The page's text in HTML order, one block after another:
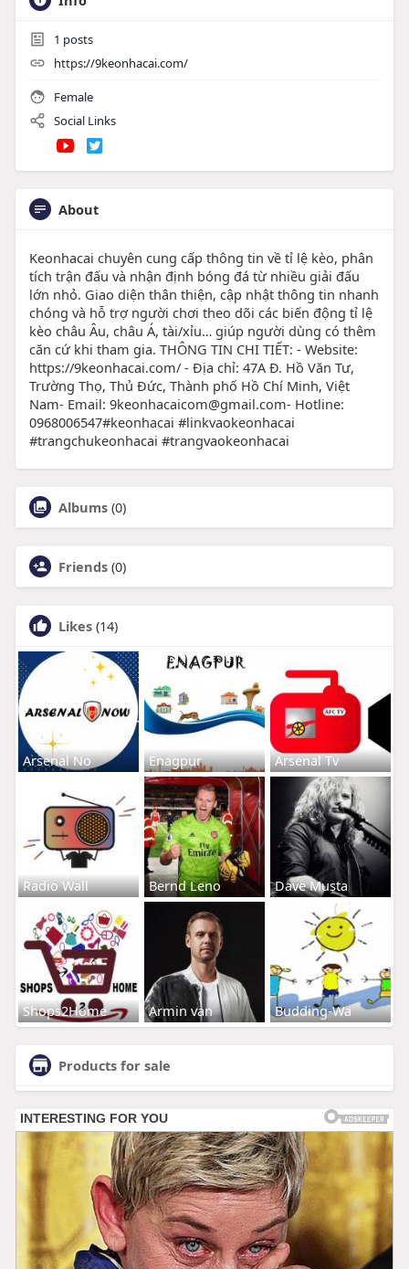
1 posts
https://9keonhacai.com/
Female
Social Links
About
Keonhacai chuyên cung cấp thông tin về tỉ lệ kèo, phân
tích trận đấu và nhận định bóng đá từ nhiều giải đấu
lớn nhỏ. Giao diện thân thiện, cập nhật thông tin nhanh
chóng và hỗ trợ người chơi theo dõi các biến động tỉ lệ
kèo châu Âu, châu Á, tài/xỉu… giúp người dùng có thêm
căn cứ khi tham gia. THÔNG TIN CHI TIẾT: - Website:
https://9keonhacai.com/ - Địa chỉ: 47A Đ. Hồ Văn Tư,
Trường Thọ, Thủ Đức, Thành phố Hồ Chí Minh, Việt
Nam- Email: 9keonhacaicom@gmail.com- Hotline:
0968006547#keonhacai #linkvaokeonhacai
#trangchukeonhacai #trangvaokeonhacai
Albums (0)
Friends (0)
Likes (14)
Arsenal No Enagpur Arsenal Tv
Radio Wall Bernd Leno Dave Musta
Shops2Home Armin van Budding-Wa
Products for sale